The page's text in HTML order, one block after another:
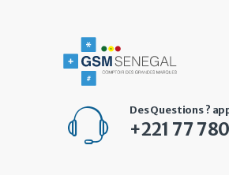
Des Questions ?
+221 77